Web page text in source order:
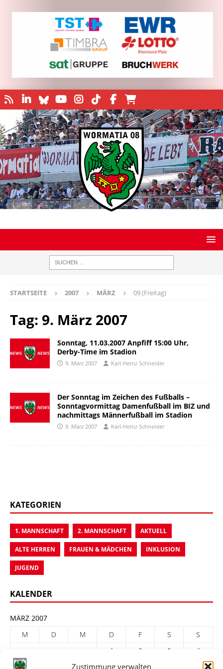
Zustimmung verwalten
STARTSEITE 2007 MÄRZ 09 (Freitag)
Tag: 9. März 2007
Sonntag, 11.03.2007 Anpfiff 15:00 Uhr,
Derby-Time im Stadion
9. März 2007 Karl-Heinz Schneider
Der Sonntag im Zeichen des Fußballs –
Sonntagvormittag Damenfußball im BIZ und
nachmittags Männerfußball im Stadion
9. März 2007 Karl-Heinz Schneider
KATEGORIEN
1. MANNSCHAFT 2. MANNSCHAFT AKTUELL
ALTE HERREN FRAUEN & MÄDCHEN INKLUSION
JUGEND
KALENDER
MÄRZ 2007
M
D M D F S
S
1
2 3
4